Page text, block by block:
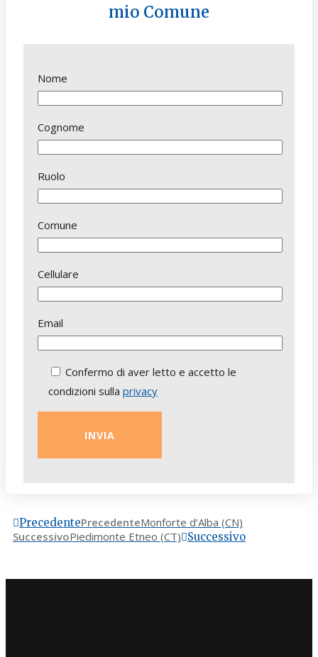
mio Comune
Nome
Cognome
Ruolo
Comune
Cellulare
Email
Confermo di aver letto e accetto le
condizioni sulla privacy
PrecedentePrecedenteMonforte d’Alba (CN)
SuccessivoPiedimonte Etneo (CT) Successivo